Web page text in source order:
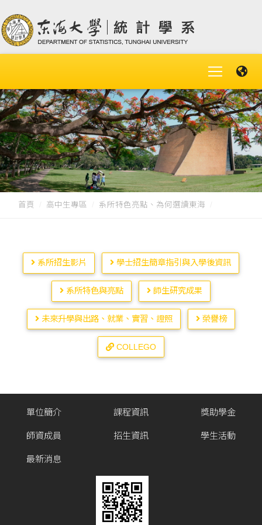
首頁 高中生專區 系所特色亮點、為何選讀東海
系所招生影片 學士招生簡章指引與入學後資訊
系所特色與亮點 師生研究成果
未來升學與出路、就業、實習、證照 榮譽榜
COLLEGO
單位簡介
師資成員
最新消息
課程資訊
招生資訊
獎助學金
學生活動